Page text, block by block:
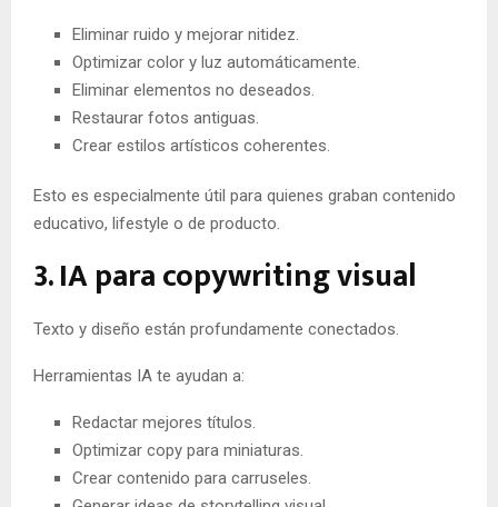
Eliminar ruido y mejorar nitidez.
Optimizar color y luz automáticamente.
Eliminar elementos no deseados.
Restaurar fotos antiguas.
Crear estilos artísticos coherentes.
Esto es especialmente útil para quienes graban contenido
educativo, lifestyle o de producto.
3. IA para copywriting visual
Texto y diseño están profundamente conectados.
Herramientas IA te ayudan a:
Redactar mejores títulos.
Optimizar copy para miniaturas.
Crear contenido para carruseles.